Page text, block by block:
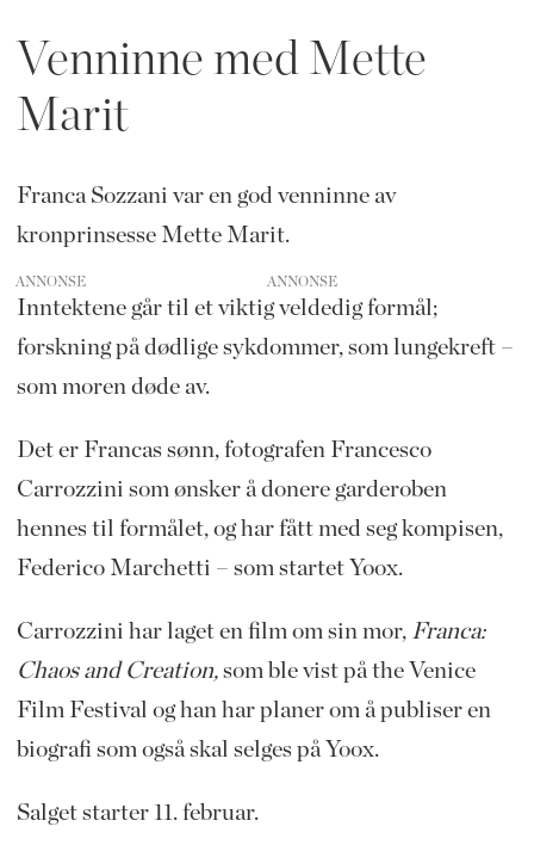
Venninne med Mette
Marit
Franca Sozzani var en god venninne av
kronprinsesse Mette Marit.
ANNONSE
Inntektene går til et viktig veldedig formål;
forskning på dødlige sykdommer, som lungekreft –
som moren døde av.
Det er Francas sønn, fotografen Francesco
Carrozzini som ønsker å donere garderoben
hennes til formålet, og har fått med seg kompisen,
Federico Marchetti – som startet Yoox.
Carrozzini har laget en film om sin mor, Franca:
Chaos and Creation, som ble vist på the Venice
Film Festival og han har planer om å publiser en
biografi som også skal selges på Yoox.
Salget starter 11. februar.